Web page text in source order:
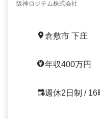
阪神ロジテム株式会社
倉敷市 下庄
年収400万円
週休2日制 /